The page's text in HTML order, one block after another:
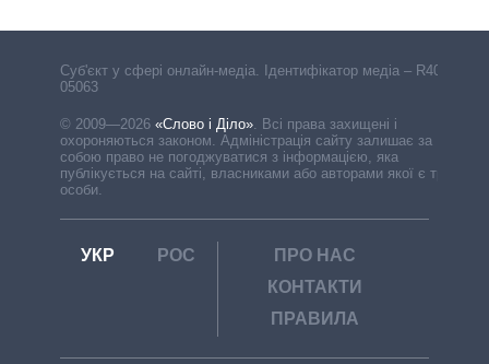
Cуб'єкт у сфері онлайн-медіа. Ідентифікатор медіа – R40-
05063
© 2009—2026 «Слово і Діло». Всі права захищені і
охороняються законом. Адміністрація сайту залишає за
собою право не погоджуватися з інформацією, яка
публікується на сайті, власниками або авторами якої є треті
особи.
УКР РОС
ПРО НАС
КОНТАКТИ
ПРАВИЛА